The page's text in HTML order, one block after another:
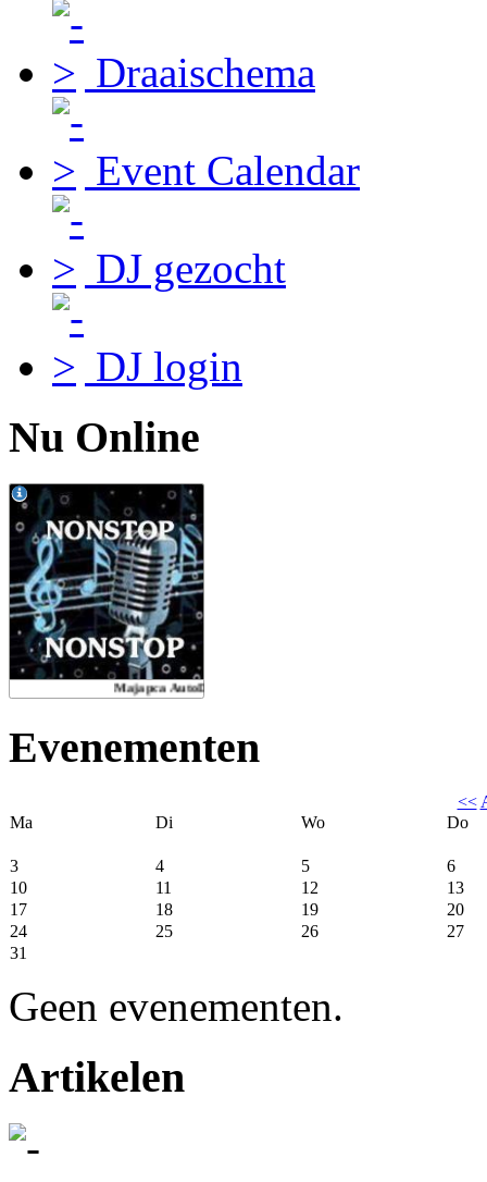
Draaischema
Event Calendar
DJ gezocht
DJ login
Nu Online
Evenementen
<<
Ma
Di Wo Do
3 4 5
6
10
11 12
13
17
18 19
20
24
25 26
27
31
Geen evenementen.
Artikelen